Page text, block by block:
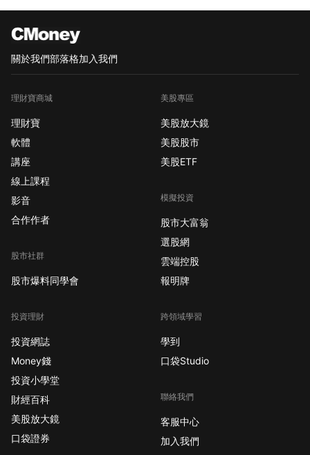
關於我們部落格加入我們
理財寶商城
理財寶
軟體
講座
線上課程
影音
合作作者
股市社群
股市爆料同學會
投資理財
投資網誌
Money錢
投資小學堂
財經百科
美股放大鏡
口袋證券
美股專區
美股放大鏡
美股股市
美股ETF
模擬投資
股市大富翁
選股網
雲端控股
報明牌
跨領域學習
學到
口袋Studio
聯絡我們
客服中心
加入我們